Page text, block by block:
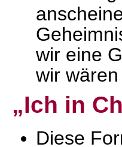
wir eine
wir
„Ich in
Diese